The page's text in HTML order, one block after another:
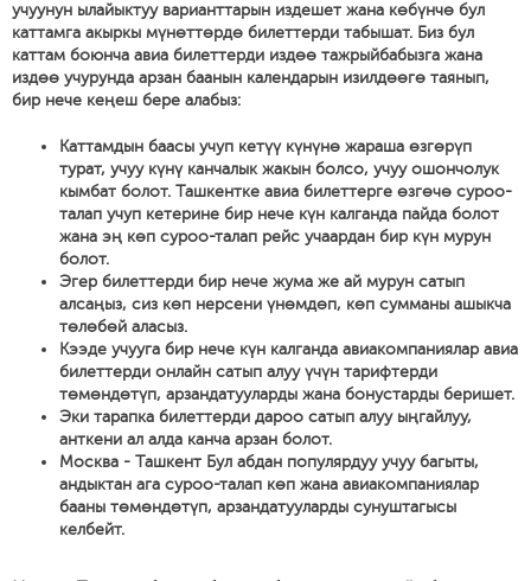
учуунун ылайыктуу варианттарын издешет жана көбүнчө бул
каттамга акыркы мүнөттөрдө билеттерди табышат. Биз бул
каттам боюнча авиа билеттерди издөө тажрыйбабызга жана
издөө учурунда арзан баанын календарын изилдөөгө таянып,
бир нече кеңеш бере алабыз:
Каттамдын баасы учуп кетүү күнүнө жараша өзгөрүп
турат, учуу күнү канчалык жакын болсо, учуу ошончолук
кымбат болот. Ташкентке авиа билеттерге өзгөчө суроо-
талап учуп кетерине бир нече күн калганда пайда болот
жана эң көп суроо-талап рейс учаардан бир күн мурун
болот.
Эгер билеттерди бир нече жума же ай мурун сатып
алсаңыз, сиз көп нерсени үнөмдөп, көп сумманы ашыкча
төлөбөй аласыз.
Кээде учууга бир нече күн калганда авиакомпаниялар авиа
билеттерди онлайн сатып алуу үчүн тарифтерди
төмөндөтүп, арзандатууларды жана бонустарды беришет.
Эки тарапка билеттерди дароо сатып алуу ыңгайлуу,
анткени ал алда канча арзан болот.
Москва - Ташкент Бул абдан популярдуу учуу багыты,
андыктан ага суроо-талап көп жана авиакомпаниялар
бааны төмөндөтүп, арзандатууларды сунуштагысы
келбейт.